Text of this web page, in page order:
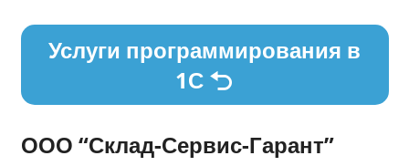
Услуги программирования в
1С
ООО “Склад-Сервис-Гарант”